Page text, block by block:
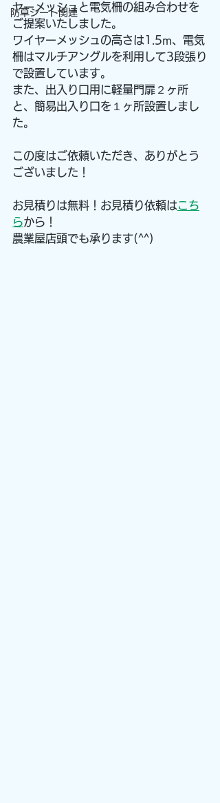
防草シート関連
ヤーメッシュと電気柵の組み合わせを
ご提案いたしました。
ワイヤーメッシュの高さは1.5m、電気
柵はマルチアングルを利用して3段張り
で設置しています。
また、出入り口用に軽量門扉２ヶ所
と、簡易出入り口を１ヶ所設置しまし
た。
この度はご依頼いただき、ありがとう
ございました！
お見積りは無料！お見積り依頼はこち
らから！
農業屋店頭でも承ります(^^)